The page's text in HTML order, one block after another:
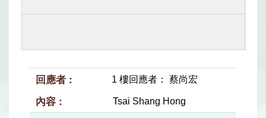
1 樓回應者： 蔡尚宏
Tsai Shang Hong